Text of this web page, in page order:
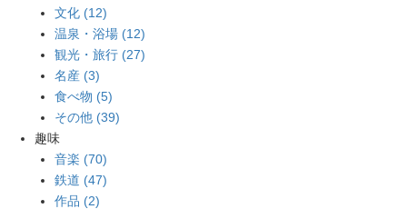
文化 (12)
温泉・浴場 (12)
観光・旅行 (27)
名産 (3)
食べ物 (5)
その他 (39)
趣味
音楽 (70)
鉄道 (47)
作品 (2)